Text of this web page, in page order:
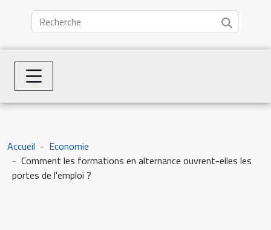
Accueil
Economie
Comment les formations en alternance ouvrent-elles les
portes de l'emploi ?